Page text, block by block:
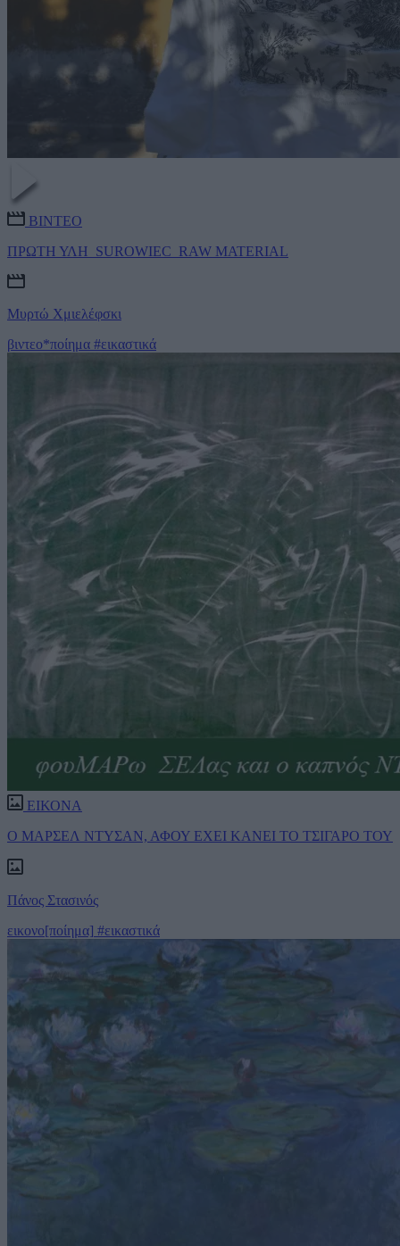
ΒΙΝΤΕΟ
ΠΡΩΤΗ ΥΛΗ_SUROWIEC_RAW MATERIAL
Μυρτώ Χμιελέφσκι
βιντεο*ποίημα #εικαστικά
ΕΙΚΟΝΑ
Ο ΜΑΡΣΕΛ ΝΤΥΣΑΝ, ΑΦΟΥ ΕΧΕΙ ΚΑΝΕΙ ΤΟ ΤΣΙΓΑΡΟ ΤΟΥ
Πάνος Στασινός
εικονο[ποίημα] #εικαστικά